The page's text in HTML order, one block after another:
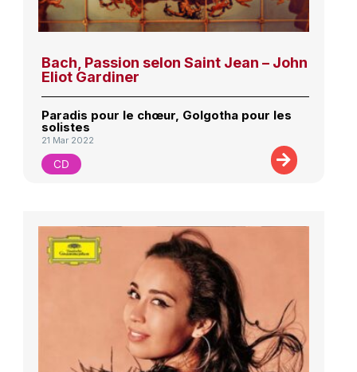
Bach, Passion selon Saint Jean – John
Eliot Gardiner
Paradis pour le chœur, Golgotha pour les
solistes
21 Mar 2022
CD